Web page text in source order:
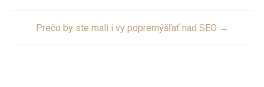
Prečo by ste mali i vy popremýšľať nad SEO →